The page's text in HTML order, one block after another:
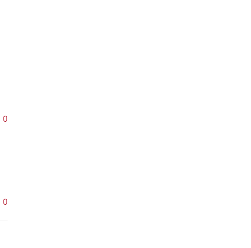
0
0